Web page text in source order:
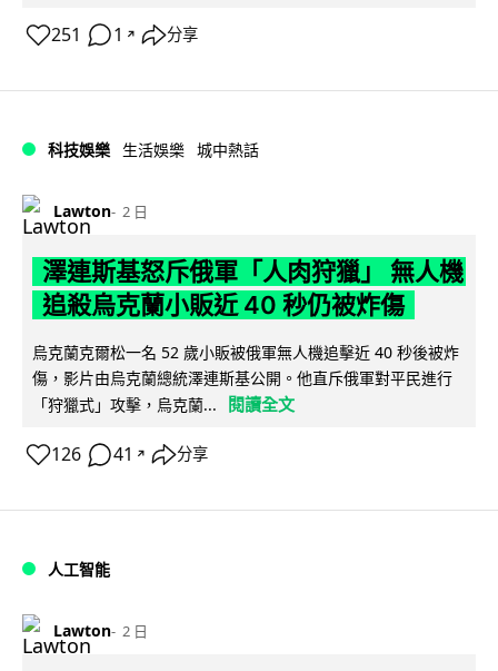
251 1 ↗ 分享
科技娛樂 生活娛樂 城中熱話
Lawton 2 日
澤連斯基怒斥俄軍「人肉狩獵」 無人機
追殺烏克蘭小販近 40 秒仍被炸傷
烏克蘭克爾松一名 52 歲小販被俄軍無人機追擊近 40 秒後被炸
傷，影片由烏克蘭總統澤連斯基公開。他直斥俄軍對平民進行
「狩獵式」攻擊，烏克蘭...
閱讀全文
126 41 ↗ 分享
人工智能
Lawton 2 日